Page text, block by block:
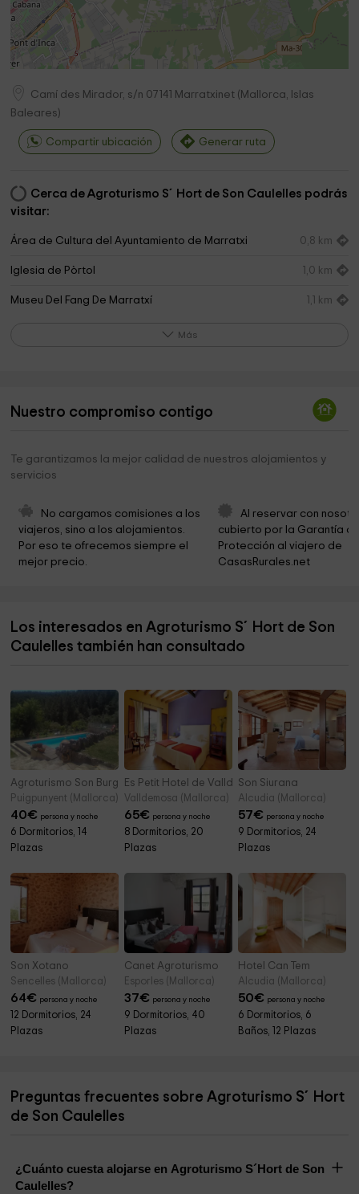
Camí des Mirador, s/n 07141 Marratxinet ( Mallorca, Islas
Baleares)
Compartir ubicación Generar ruta
Cerca de Agroturismo S´Hort de Son Caulelles podrás
visitar:
Área de Cultura del Ayuntamiento de Marratxi 0,8 km
Iglesia de Pòrtol 1,0 km
Museu Del Fang De Marratxí 1,1 km
Parroquia de San Marcial 2,9 km
Ayuntamiento De Santa María Del Camí
Ayuntamiento de Santa Maria del Camí
Parroquia de Santa María del Camí
Ayuntamiento De Santa María Del Camí 3,4 km
Viajes Gatell Tours 3,9 km
Más
Nuestro compromiso contigo
Te garantizamos la mejor calidad de nuestros alojamientos y
servicios
No cargamos comisiones a los
viajeros, sino a los alojamientos.
Por eso te ofrecemos siempre el
mejor precio.
Al reservar con
cubierto por la Garantía
Protección al viajero de
CasasRurales.net
Los interesados en Agroturismo S´Hort de Son
Caulelles también han consultado
Agroturismo Son Burguet
Puigpunyent (Mallorca)
40€ persona y noche
6 Dormitorios, 14
Plazas
Es Petit Hotel de Valldemossa
Valldemosa (Mallorca)
65€ persona y noche
8 Dormitorios, 20
Plazas
Son Siurana
Alcudia (Mallorca)
57€ persona y noche
9 Dormitorios, 24
Plazas
Son Xotano
Sencelles (Mallorca)
64€ persona y noche
12 Dormitorios, 24
Plazas
Canet Agroturismo
Esporles (Mallorca)
37€ persona y noche
9 Dormitorios, 40
Plazas
Hotel Can Tem
Alcudia (Mallorca)
50€ persona y noche
6 Dormitorios, 6
Baños, 12 Plazas
Preguntas frecuentes sobre Agroturismo S´Hort
de Son Caulelles
¿Cuánto cuesta alojarse en Agroturismo S´Hort de Son
Caulelles?